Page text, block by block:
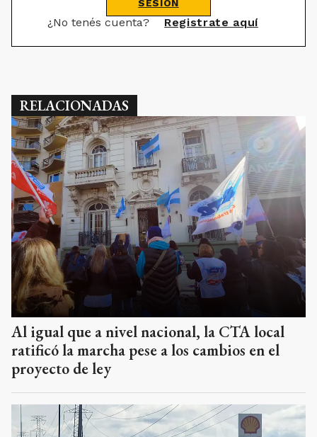
SESIÓN
¿No tenés cuenta? Registrate aquí
RELACIONADAS
Al igual que a nivel nacional, la CTA local
ratificó la marcha pese a los cambios en el
proyecto de ley